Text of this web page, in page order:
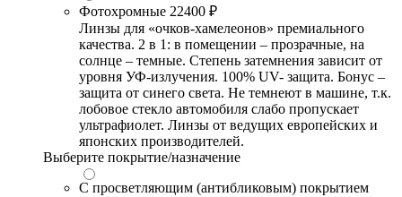
Фотохромные 22400 ₽
Линзы для «очков-хамелеонов» премиального
качества. 2 в 1: в помещении – прозрачные, на
солнце – темные. Степень затемнения зависит от
уровня УФ-излучения. 100% UV- защита. Бонус –
защита от синего света. Не темнеют в машине, т.к.
лобовое стекло автомобиля слабо пропускает
ультрафиолет. Линзы от ведущих европейских и
японских производителей.
Выберите покрытие/назначение
С просветляющим (антибликовым) покрытием